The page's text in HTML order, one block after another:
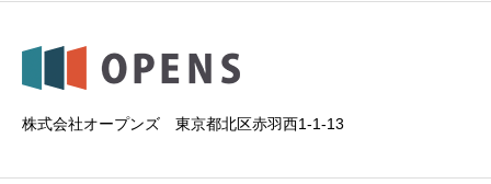
株式会社オープンズ 東京都北区赤羽西1-1-13